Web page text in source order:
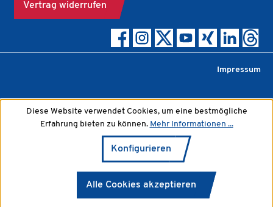
Vertrag widerrufen
Impressum
Diese Website verwendet Cookies, um eine bestmögliche
Erfahrung bieten zu können. Mehr Informationen ...
Konfigurieren
Alle Cookies akzeptieren